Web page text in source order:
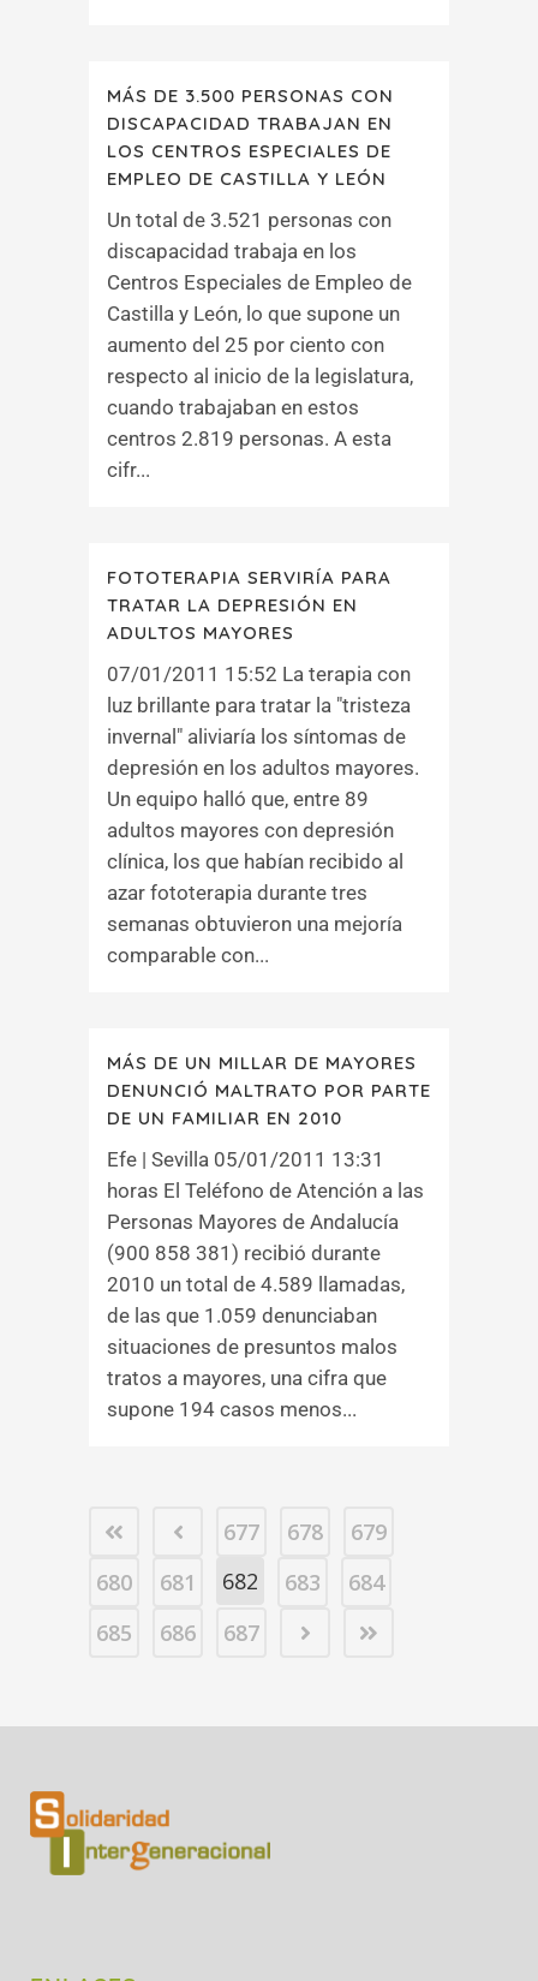
MÁS DE 3.500 PERSONAS CON
DISCAPACIDAD TRABAJAN EN
LOS CENTROS ESPECIALES DE
EMPLEO DE CASTILLA Y LEÓN
Un total de 3.521 personas con
discapacidad trabaja en los
Centros Especiales de Empleo de
Castilla y León, lo que supone un
aumento del 25 por ciento con
respecto al inicio de la legislatura,
cuando trabajaban en estos
centros 2.819 personas. A esta
cifr...
FOTOTERAPIA SERVIRÍA PARA
TRATAR LA DEPRESIÓN EN
ADULTOS MAYORES
07/01/2011 15:52 La terapia con
luz brillante para tratar la "tristeza
invernal" aliviaría los síntomas de
depresión en los adultos mayores.
Un equipo halló que, entre 89
adultos mayores con depresión
clínica, los que habían recibido al
azar fototerapia durante tres
semanas obtuvieron una mejoría
comparable con...
MÁS DE UN MILLAR DE MAYORES
DENUNCIÓ MALTRATO POR PARTE
DE UN FAMILIAR EN 2010
Efe | Sevilla 05/01/2011 13:31
horas El Teléfono de Atención a las
Personas Mayores de Andalucía
(900 858 381) recibió durante
2010 un total de 4.589 llamadas,
de las que 1.059 denunciaban
situaciones de presuntos malos
tratos a mayores, una cifra que
supone 194 casos menos...
677 678
679
680
681 682 683
684
685
686 687